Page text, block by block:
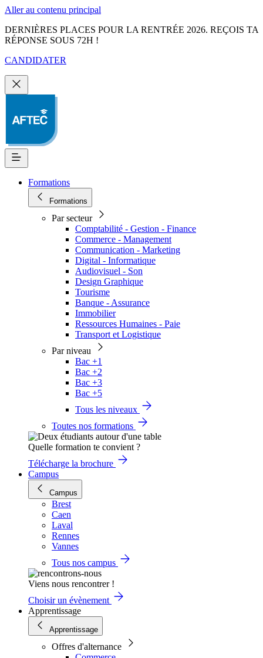
Aller au contenu principal
DERNIÈRES PLACES POUR LA RENTRÉE 2026. REÇOIS TA
RÉPONSE SOUS 72H !
CANDIDATER
Formations
Formations
Par secteur
Comptabilité - Gestion - Finance
Commerce - Management
Communication - Marketing
Digital - Informatique
Audiovisuel - Son
Design Graphique
Tourisme
Banque - Assurance
Immobilier
Ressources Humaines - Paie
Transport et Logistique
Par niveau
Bac +1
Bac +2
Bac +3
Bac +5
Tous les niveaux
Toutes nos formations
Quelle formation te convient ?
Télécharge la brochure
Campus
Campus
Brest
Caen
Laval
Rennes
Vannes
Tous nos campus
Viens nous rencontrer !
Choisir un évènement
Apprentissage
Apprentissage
Offres d'alternance